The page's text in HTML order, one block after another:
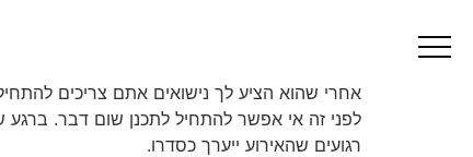
השוואת מחירים של
אחרי שהוא הציע לך נישואים אתם צריכים
לפני זה אי אפשר להתחיל לתכנן שום דבר. ברגע
רגועים שהאירוע ייערך כסדרו.